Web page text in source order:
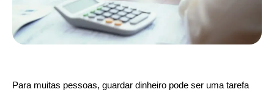
Para muitas pessoas, guardar dinheiro pode ser uma tarefa